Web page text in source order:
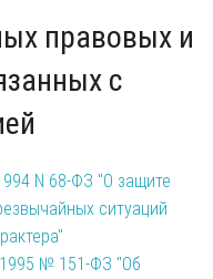
правовых и
с
N 68-ФЗ "О защите
ситуаций
№ 151-ФЗ "Об